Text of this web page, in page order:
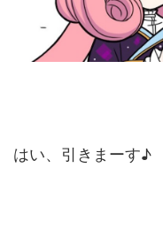
はい、引きまーす♪